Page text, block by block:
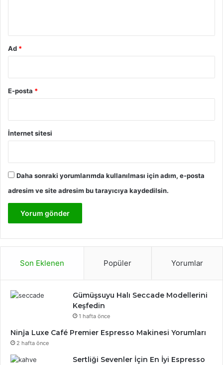
Ad *
E-posta *
İnternet sitesi
Daha sonraki yorumlarımda kullanılması için adım, e-posta
adresim ve site adresim bu tarayıcıya kaydedilsin.
Son Eklenen Popüler Yorumlar
Gümüşsuyu Halı Seccade Modellerini
Keşfedin
1 hafta önce
Ninja Luxe Café Premier Espresso Makinesi Yorumları
2 hafta önce
Sertliği Sevenler İçin En İyi Espresso